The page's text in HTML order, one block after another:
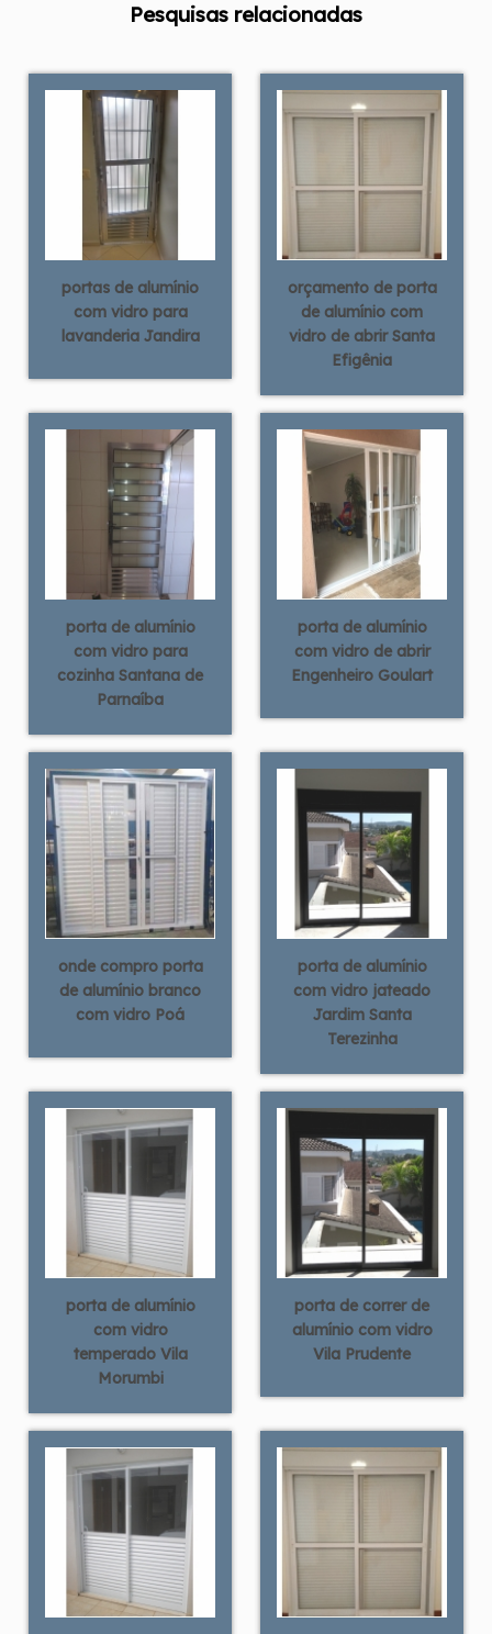
Pesquisas relacionadas
portas de alumínio
com vidro para
lavanderia Jandira
orçamento de porta
de alumínio com
vidro de abrir Santa
Efigênia
porta de alumínio
com vidro para
cozinha Santana de
Parnaíba
porta de alumínio
com vidro de abrir
Engenheiro Goulart
onde compro porta
de alumínio branco
com vidro Poá
porta de alumínio
com vidro jateado
Jardim Santa
Terezinha
porta de alumínio
com vidro
temperado Vila
Morumbi
porta de correr de
alumínio com vidro
Vila Prudente